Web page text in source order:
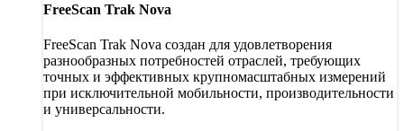
FreeScan Trak Nova
FreeScan Trak Nova создан для удовлетворения
разнообразных потребностей отраслей, требующих
точных и эффективных крупномасштабных измерений
при исключительной мобильности, производительности
и универсальности.